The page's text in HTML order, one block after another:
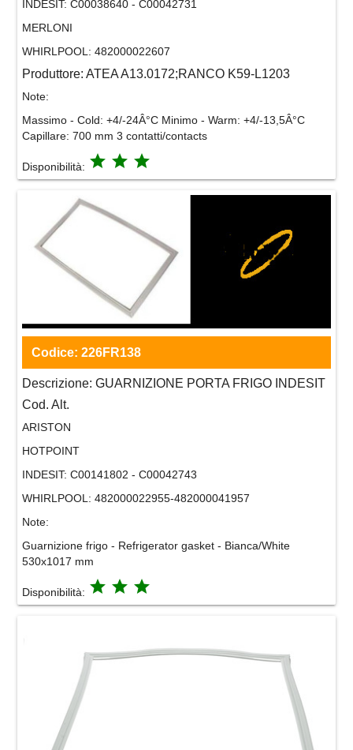
INDESIT: C00038640 - C00042731
MERLONI
WHIRLPOOL: 482000022607
Produttore: ATEA A13.0172;RANCO K59-L1203
Note:
Massimo - Cold: +4/-24Â°C Minimo - Warm: +4/-13,5Â°C
Capillare: 700 mm 3 contatti/contacts
Disponibilità: grade grade grade
Codice: 226FR138
Descrizione: GUARNIZIONE PORTA FRIGO INDESIT
Cod. Alt.
ARISTON
HOTPOINT
INDESIT: C00141802 - C00042743
WHIRLPOOL: 482000022955-482000041957
Note:
Guarnizione frigo - Refrigerator gasket - Bianca/White
530x1017 mm
Disponibilità: grade grade grade